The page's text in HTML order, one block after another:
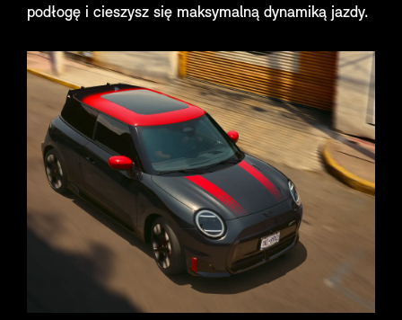
podłogę i cieszysz się maksymalną dynamiką jazdy.